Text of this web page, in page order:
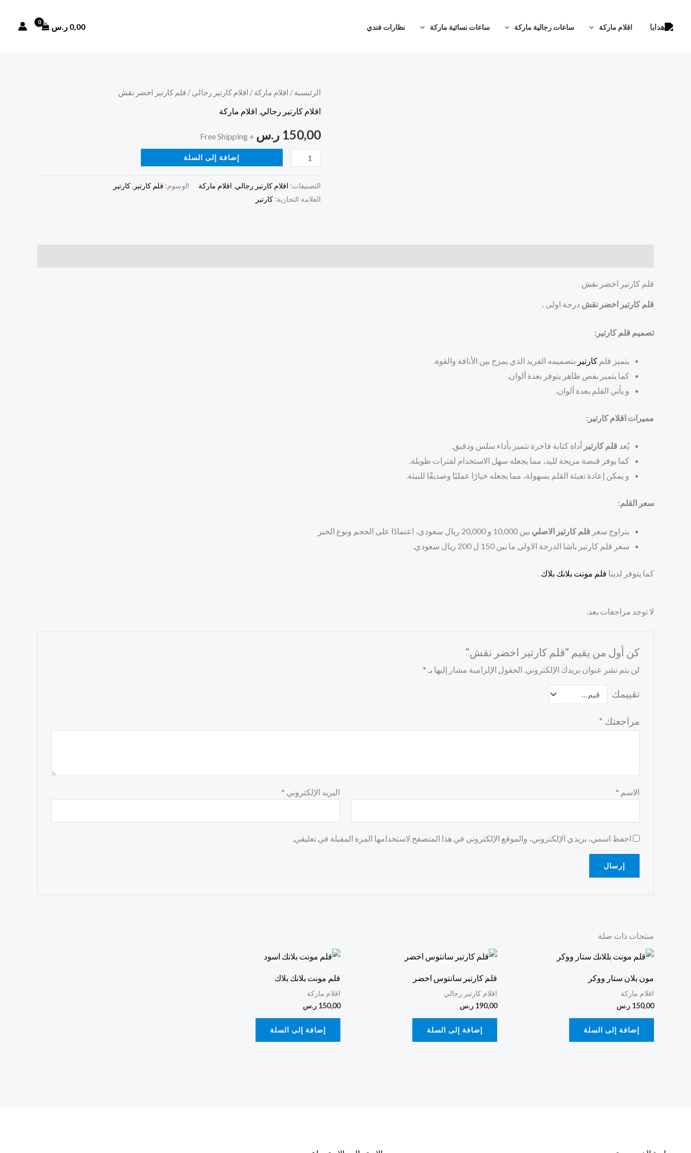
اقلام ماركة ساعات رجالية ماركة ساعات نسائية ماركة نظارات فندي 0,00 ر.س
الرئيسية/ اقلام ماركة/ اقلام كارتير رجالي/ قلم كارتير اخضر نقش
اقلام كارتير رجالي اقلام ماركة
150,00 ر.س + Free Shipping
كمية
قلم
اخضر
نقش
إضافة إلى السلة
التصنيفات: اقلام كارتير رجالي, اقلام ماركة الوسوم: قلم كارتير ,كارتير
العلامة التجارية: كارتير
قلم كارتير اخضر نقش
قلم كارتير اخضر نقش درجة اولى .
تصميم قلم كارتير:
يتميز قلم كارتير بتصميمه الفريد الذي يمزج بين الأناقة والقوة.
كما يتميز بفص ظاهر يتوفر بعدة ألوان.
و يأتي القلم بعدة ألوان.
مميرات اقلام كارتير:
يُعد قلم كارتير أداة كتابة فاخرة تتميز بأداء سلس ودقيق.
كما يوفر قبضة مريحة لليد، مما يجعله سهل الاستخدام لفترات طويلة.
و يمكن إعادة تعبئة القلم بسهولة، مما يجعله خيارًا عمليًا وصديقًا للبيئة.
سعر القلم:
يتراوح سعر قلم كارتير الاصلي بين 10,000 و 20,000 ريال سعودي، اعتمادًا على الحجم ونوع الحبر
سعر قلم كارتير باشا الدرجة الاولى ما بين 150 ل 200 ريال سعودي.
كما يتوفر لدينا قلم مونت بلانك بلاك
لا توجد مراجعات بعد.
كن أول من يقيم “قلم كارتير اخضر نقش”
لن يتم نشر عنوان بريدك الإلكتروني. الحقول الإلزامية مشار إليها بـ *
تقييمك
مراجعتك *
الاسم * البريد الإلكتروني *
احفظ اسمي، بريدي الإلكتروني، والموقع الإلكتروني في هذا المتصفح لاستخدامها المرة المقبلة في تعليقي.
منتجات ذات صلة
مون بلان ستار ووكر
اقلام ماركة
150,00 ر.س
إضافة إلى السلة
قلم كارتير سانتوس اخضر
اقلام كارتير رجالي
190,00 ر.س
إضافة إلى السلة
قلم مونت بلانك بلاك
اقلام ماركة
150,00 ر.س
إضافة إلى السلة